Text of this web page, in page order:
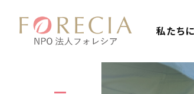
私たち